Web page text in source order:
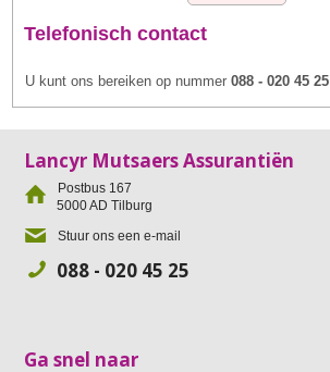
Telefonisch contact
U kunt ons bereiken op nummer088 - 020 45 25
Lancyr Mutsaers Assurantiën
Postbus 167
5000 AD Tilburg
Stuur ons een e-mail
088 - 020 45 25
Ga snel naar